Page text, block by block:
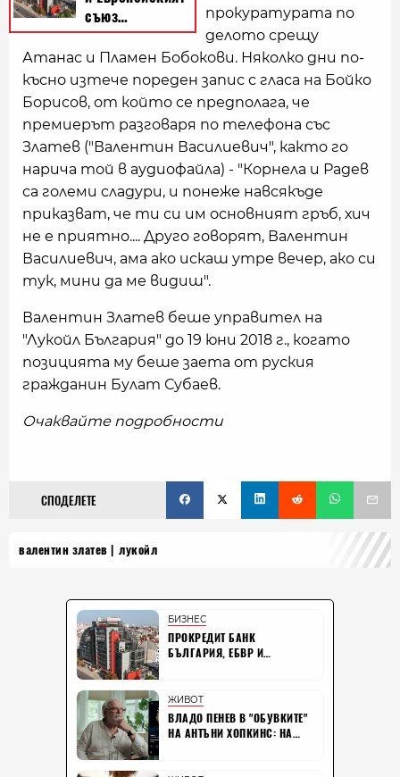
прокуратурата по
делото срещу
Атанас и Пламен Бобокови. Няколко дни по-
късно изтече пореден запис с гласа на Бойко
Борисов, от който се предполага, че
премиерът разговаря по телефона със
Златев ("Валентин Василиевич", както го
нарича той в аудиофайла) - "Корнела и Радев
са големи сладури, и понеже навсякъде
приказват, че ти си им основният гръб, хич
не е приятно.... Друго говорят, Валентин
Василиевич, ама ако искаш утре вечер, ако си
тук, мини да ме видиш".
Валентин Златев беше управител на
"Лукойл България" до 19 юни 2018 г., когато
позицията му беше заета от руския
гражданин Булат Субаев.
Очаквайте подробности
СПОДЕЛЕТЕ
валентин златев лукойл